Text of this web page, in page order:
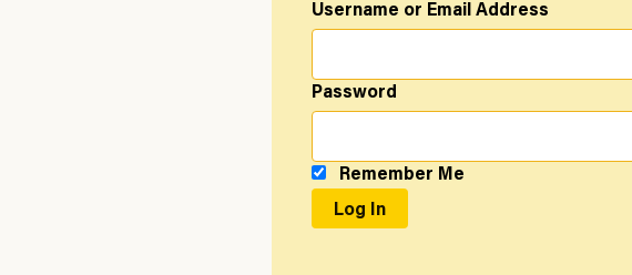
Username or Email Address
Password
Remember Me